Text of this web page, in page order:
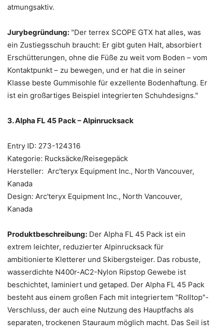
atmungsaktiv.
Jurybegründung: "Der terrex SCOPE GTX hat alles, was
ein Zustiegsschuh braucht: Er gibt guten Halt, absorbiert
Erschütterungen, ohne die Füße zu weit vom Boden – vom
Kontaktpunkt – zu bewegen, und er hat die in seiner
Klasse beste Gummisohle für exzellente Bodenhaftung. Er
ist ein großartiges Beispiel integrierten Schuhdesigns."
3. Alpha FL 45 Pack – Alpinrucksack
Entry ID: 273-124316
Kategorie: Rucksäcke/Reisegepäck
Hersteller: Arc'teryx Equipment Inc., North Vancouver,
Kanada
Design: Arc'teryx Equipment Inc., North Vancouver,
Kanada
Produktbeschreibung: Der Alpha FL 45 Pack ist ein
extrem leichter, reduzierter Alpinrucksack für
ambitionierte Kletterer und Skibergsteiger. Das robuste,
wasserdichte N400r-AC2-Nylon Ripstop Gewebe ist
beschichtet, laminiert und getaped. Der Alpha FL 45 Pack
besteht aus einem großen Fach mit integriertem "Rolltop"-
Verschluss, der auch eine Nutzung des Hauptfachs als
separaten, trockenen Stauraum möglich macht. Das Seil ist